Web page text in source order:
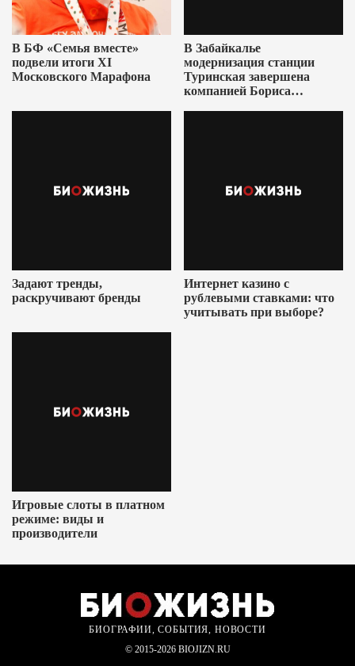
В БФ «Семья вместе»
подвели итоги XI
Московского Марафона
В Забайкалье
модернизация станции
Туринская завершена
компанией Бориса
Задают тренды,
раскручивают бренды
Интернет казино с
рублевыми ставками: что
учитывать при выборе?
Игровые слоты в платном
режиме: виды и
производители
БИОГРАФИИ, СОБЫТИЯ, НОВОСТИ
© 2015-2026 BIOJIZN.RU